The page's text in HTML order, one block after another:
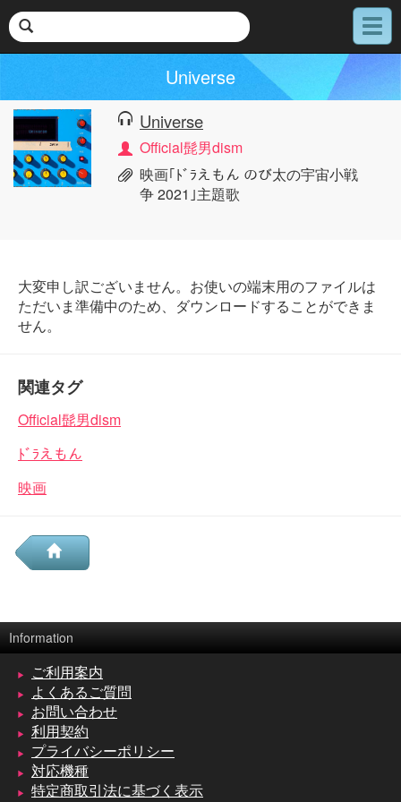
メ
ニ
Universe
Universe
Official髭男dism
映画｢ﾄﾞﾗえもん のび太の宇宙小戦
争 2021｣主題歌
大変申し訳ございません。お使いの端末用のファイルは
ただいま準備中のため、ダウンロードすることができま
せん。
関連タグ
Official髭男dism
ﾄﾞﾗえもん
映画
Information
ご利用案内
よくあるご質問
お問い合わせ
利用契約
プライバシーポリシー
対応機種
特定商取引法に基づく表示